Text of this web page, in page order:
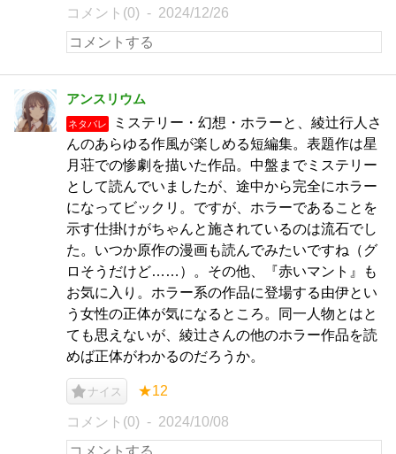
コメント(0) 2024/12/26
アンスリウム
ネタバレ
ミステリー・幻想・ホラーと、綾辻行人さ
んのあらゆる作風が楽しめる短編集。表題作は星
月荘での惨劇を描いた作品。中盤までミステリー
として読んでいましたが、途中から完全にホラー
になってビックリ。ですが、ホラーであることを
示す仕掛けがちゃんと施されているのは流石でし
た。いつか原作の漫画も読んでみたいですね（グ
ロそうだけど……）。その他、『赤いマント』も
お気に入り。ホラー系の作品に登場する由伊とい
う女性の正体が気になるところ。同一人物とはと
ても思えないが、綾辻さんの他のホラー作品を読
めば正体がわかるのだろうか。
ナイス ★12
コメント(0) 2024/10/08